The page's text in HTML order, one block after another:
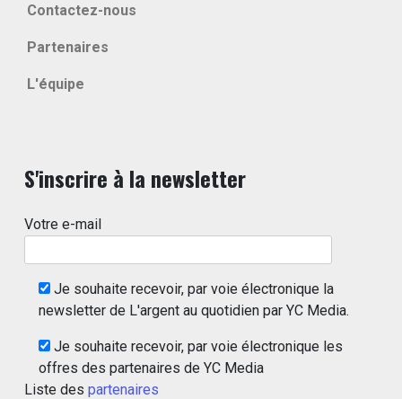
Contactez-nous
Partenaires
L'équipe
S'inscrire à la newsletter
Votre e-mail
Je souhaite recevoir, par voie électronique la
newsletter de L'argent au quotidien par YC Media.
Je souhaite recevoir, par voie électronique les
offres des partenaires de YC Media
Liste des partenaires